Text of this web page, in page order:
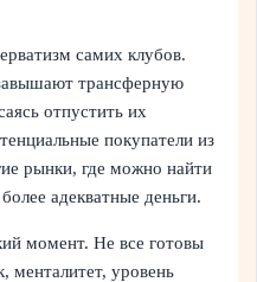
самих клубов.
трансферную
отпустить их
покупатели из
рынки, где можно найти
адекватные деньги.
момент. Не все готовы
менталитет, уровень